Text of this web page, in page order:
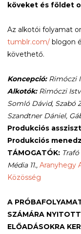
köveket és földet
Az alkotói folyamat
tumblr.com/ blogon
követhető.
Koncepció:Rimóczi
Alkotók:Rimóczi
Somló Dávid, Szabó
Szandtner Dániel,
Produkciós
Produkciós
TÁMOGATÓK:
Média 11., Aranyhegy
Közösség
A
SZÁMÁRA
ELŐADÁSOKRA